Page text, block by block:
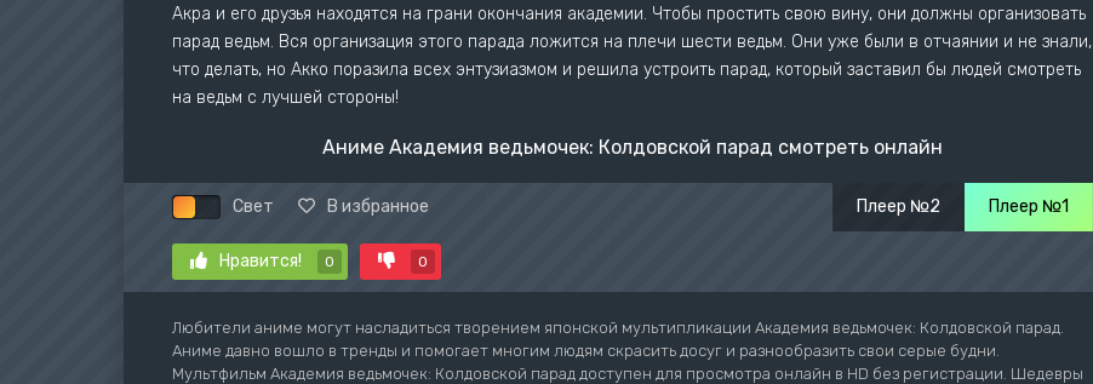
Акра и его друзья находятся на грани окончания академии. Чтобы простить свою вину, они должны организовать
парад ведьм. Вся организация этого парада ложится на плечи шести ведьм. Они уже были в отчаянии и не знали,
что делать, но Акко поразила всех энтузиазмом и решила устроить парад, который заставил бы людей смотреть
на ведьм с лучшей стороны!
Аниме Академия ведьмочек: Колдовской парад смотреть онлайн
Свет В избранное Плеер №1
Плеер №2
Нравится! 0 0
Любители аниме могут насладиться творением японской мультипликации Академия ведьмочек: Колдовской парад.
Аниме давно вошло в тренды и помогает многим людям скрасить досуг и разнообразить свои серые будни.
Мультфильм Академия ведьмочек: Колдовской парад доступен для просмотра онлайн в HD без регистрации. Шедевры